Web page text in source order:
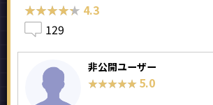
★★★★★
★★★★★ 4.3
129
非公開ユーザー
★★★★★
★★★★★ 5.0